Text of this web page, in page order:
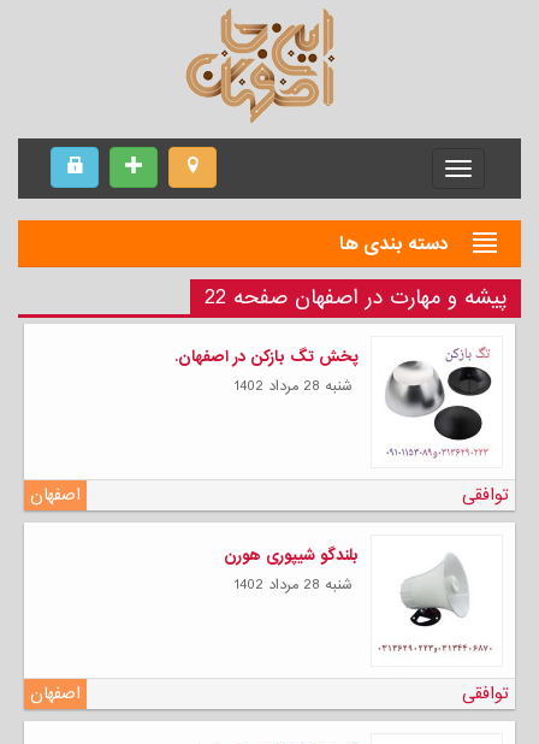
Menu
دسته بندی ها
پیشه و مهارت در اصفهان صفحه 22
پخش تگ بازکن در اصفهان.
شنبه 28 مرداد 1402
اصفهان توافقی
بلندگو شیپوری هورن
شنبه 28 مرداد 1402
اصفهان توافقی